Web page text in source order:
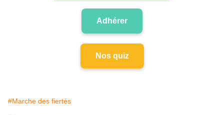
Adhérer
Nos quiz
#Marche des fiertés